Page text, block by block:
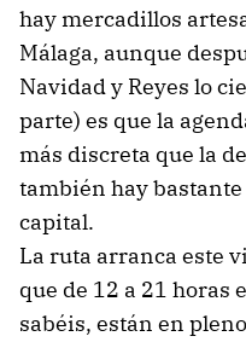
hay mercadillos
Málaga, aunque
Navidad y Reyes lo
parte) es que la
más discreta que la
también hay
capital.
La ruta arranca este
que de 12 a 21 horas
sabéis, están en